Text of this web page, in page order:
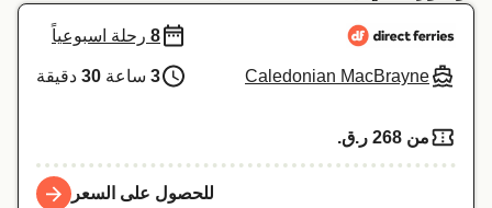
Indonesia
Maroc (FR)
Caledonian MacBrayne
8 رحلة اسبوعياً
3 ساعة 30 دقيقة
من 268 ر.ق.‏
للحصول على السعر